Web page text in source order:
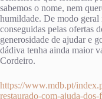
sabemos o nome, nem
humildade. De modo geral
conseguidas pelas ofertas
generosidade de ajudar e
dádiva tenha ainda maior
Cordeiro.
https://www.mdb.pt/
restaurado-com-ajuda-dos-